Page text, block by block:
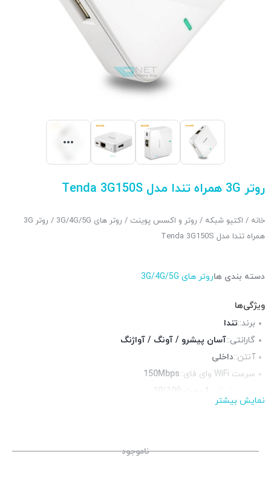
روتر 3G همراه تندا مدل Tenda 3G150S
خانه / اکتیو شبکه / روتر و اکسس پوینت / روتر های 3G/4G/5G
/ روتر 3G
همراه تندا مدل Tenda 3G150S
دسته بندی هاروتر های 3G/4G/5G
ویژگی‌ها
برند::تندا
گارانتی::آسان پیشرو / آونگ / آواژنگ
آنتن::داخلی
سرعت WiFi وای فای::
150Mbps
فرکانس::
نمایش بیشتر
ناموجود